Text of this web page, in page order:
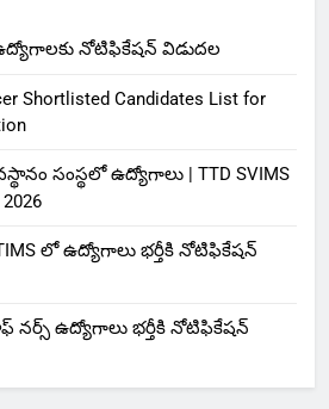
నోటిఫికేషన్ విడుదల
Shortlisted Candidates List for
సంస్థలో ఉద్యోగాలు | TTD SVIMS
లో ఉద్యోగాలు భర్తీకి నోటిఫికేషన్
నర్స్ ఉద్యోగాలు భర్తీకి నోటిఫికేషన్